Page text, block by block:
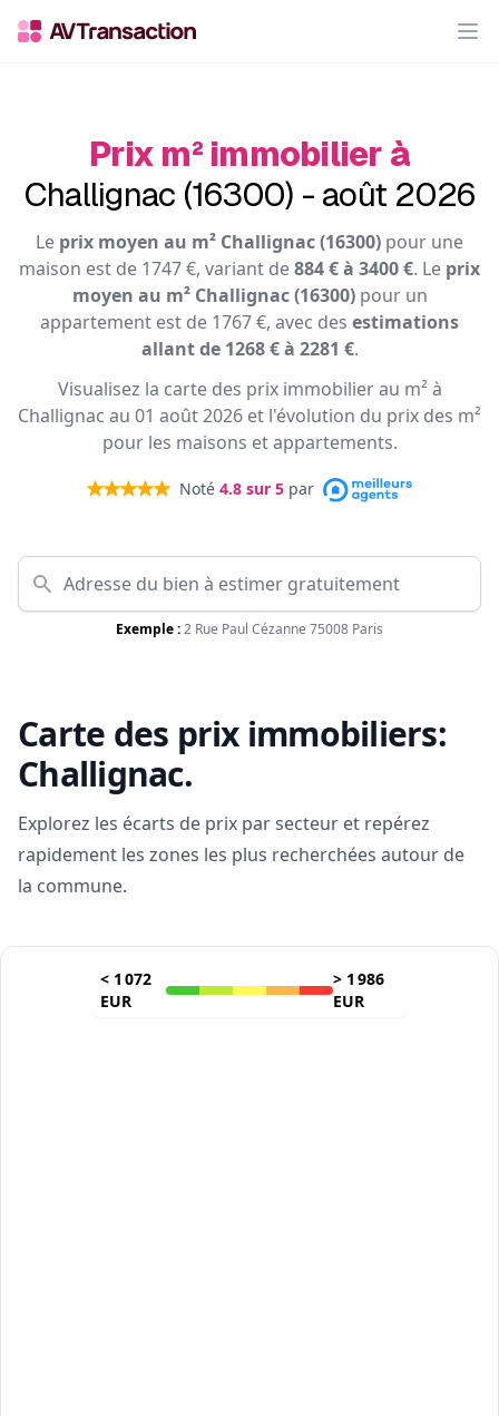
Prix m² immobilier à
Challignac (16300) - août 2026
Le prix moyen au m² Challignac (16300) pour une
maison est de 1747 €, variant de884 € à 3400 €. Le prix
moyen au m² Challignac (16300)pour un
appartement est de 1767 €, avec des estimations
allant de 1268 € à 2281 €.
Visualisez la carte des prix immobilier au m² à
Challignac au 01 août 2026 et l'évolution du prix des m²
pour les maisons et appartements.
Noté 4.8 sur 5 par
Exemple :2 Rue Paul Cézanne 75008 Paris
Carte des prix immobiliers:
Challignac.
Explorez les écarts de prix par secteur et repérez
rapidement les zones les plus recherchées autour de
la commune.
< 1 072
EUR
> 1 986
EUR